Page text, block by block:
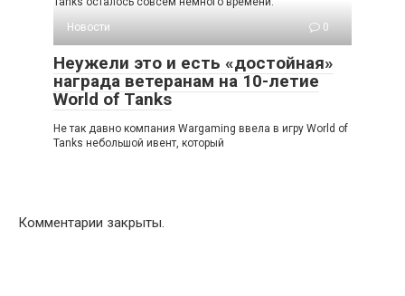
Новости
0
Неужели это и есть «достойная»
награда ветеранам на 10-летие
World of Tanks
Не так давно компания Wargaming ввела в игру World of
Tanks небольшой ивент, который
Комментарии закрыты.